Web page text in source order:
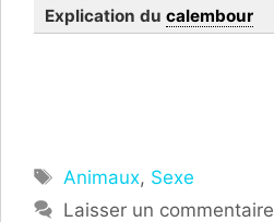
Explication du calembour
Étiquettes
Animaux, Sexe
Laisser un commentaire